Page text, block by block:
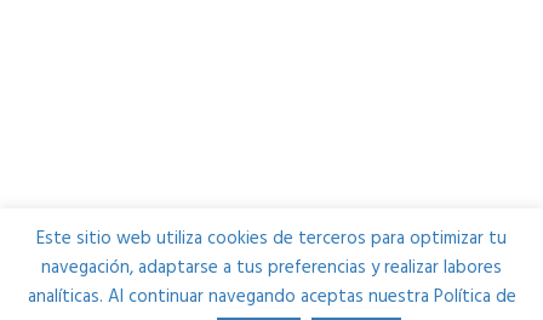
Este sitio web utiliza cookies de terceros para optimizar tu
navegación, adaptarse a tus preferencias y realizar labores
analíticas. Al continuar navegando aceptas nuestra Política de